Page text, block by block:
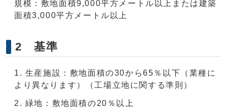
規模：敷地面積9,000平方メートル以上または建築
面積3,000平方メートル以上
2 基準
生産施設：敷地面積の30から65％以下（業種に
より異なります）（工場立地に関する準則）
緑地：敷地面積の20％以上